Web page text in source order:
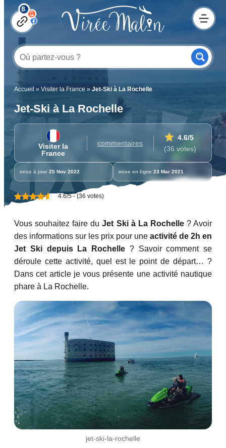
Accueil » Visiter la France » Jet-Ski à La Rochelle
Jet-Ski à La Rochelle
Visiter la
France
commentaires
4.6/5
(36 votes)
mise à jour 25 Nov 2022 mise en ligne 23 Mar 2021
4.6/5 - (36 votes)
Vous souhaitez faire duJet Ski à La Rochelle? Avoir
des informations sur les prix pour une activité de 2h en
Jet Ski depuis La Rochelle ? Savoir comment se
déroule cette activité, quel est le point de départ… ?
Dans cet article je vous présente une activité nautique
phare à La Rochelle.
jet-ski-la-rochelle